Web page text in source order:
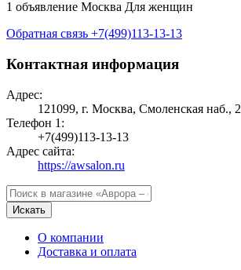
1 объявление Москва Для женщин
Обратная связь +7(499)113-13-13
Контактная информация
Адрес:
121099, г. Москва, Смоленская наб., 2
Телефон 1:
+7(499)113-13-13
Адрес сайта:
https://awsalon.ru
Искать
О компании
Доставка и оплата